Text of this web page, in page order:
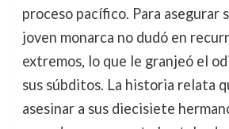
proceso pacífico. Para asegurar
joven monarca no dudó en
extremos, lo que le granjeó el
sus súbditos. La historia relata
asesinar a sus diecisiete